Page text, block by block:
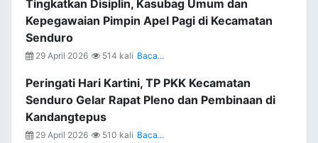
Tingkatkan Disiplin, Kasubag Umum dan
Kepegawaian Pimpin Apel Pagi di Kecamatan
Senduro
29 April 2026 514 kali Baca...
Peringati Hari Kartini, TP PKK Kecamatan
Senduro Gelar Rapat Pleno dan Pembinaan di
Kandangtepus
29 April 2026 510 kali Baca...